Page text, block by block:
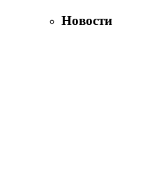
Новости